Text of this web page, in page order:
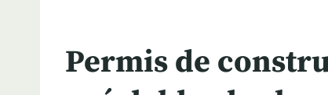
Permis de